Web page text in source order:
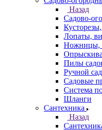
Назад
Садово-
Лопаты,
Ножницы,
Пилы
Ручной
Садовые
Система
Шланги
Сантехника
Назад